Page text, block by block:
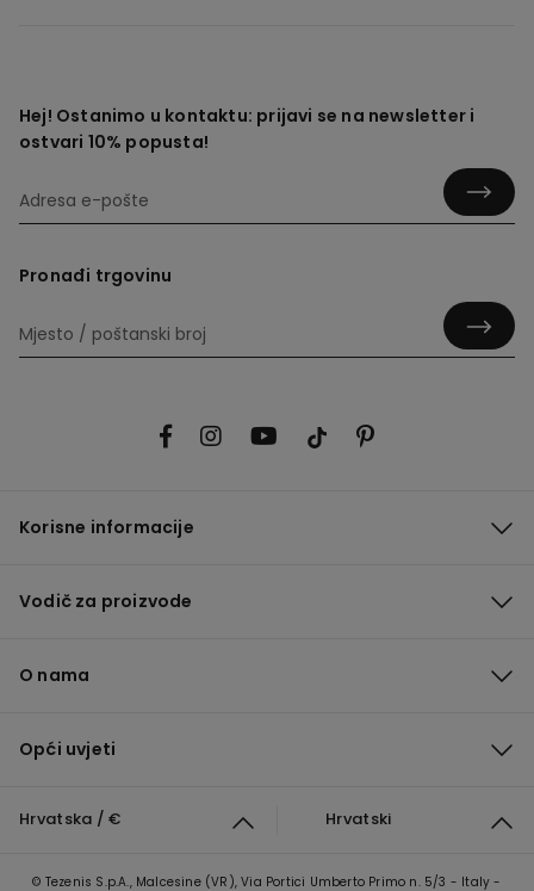
Hej! Ostanimo u kontaktu: prijavi se na newsletter i
ostvari 10% popusta!
Pronađi trgovinu
Korisne informacije
Vodič za proizvode
O nama
Opći uvjeti
Hrvatska / € Hrvatski
© Tezenis S.p.A., Malcesine (VR), Via Portici Umberto Primo n. 5/3 - Italy -